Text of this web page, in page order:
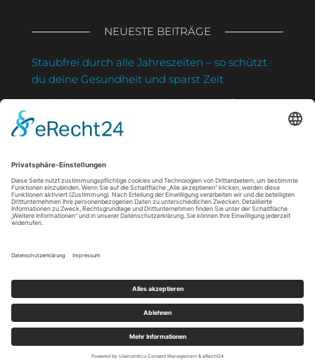
NEUESTE BEITRÄGE
Staubfrei durch alle Jahreszeiten – so schützt
du deine Gesundheit und sparst Zeit
Muskelverspannungen lösen: Was sanfte
Massagen wirklich bewirken
Haut und stärkst dein Immunsystem zugleich
Wie eine maßgefertigte Markise Gesundheit
und Wohlbefinden fördert
Mimikfalten im jungen Alter: Was die ersten
DATENSCHUTZ & IMPRESSUM